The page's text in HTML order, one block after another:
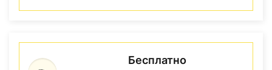
Бесплатно